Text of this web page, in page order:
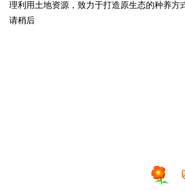
理利用土地资源，致力于打造原生态的种养
请稍后